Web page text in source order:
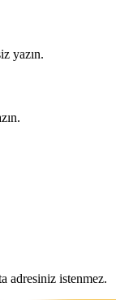
yazın.
adresiniz istenmez.